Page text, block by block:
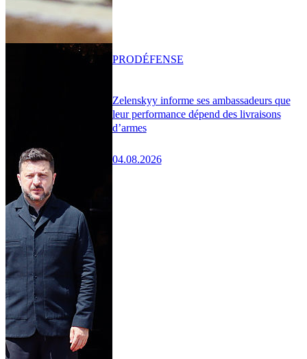
Zelenskyy informe ses ambassadeurs que
leur performance dépend des livraisons
d’armes
04.08.2026
PRODÉFENSE